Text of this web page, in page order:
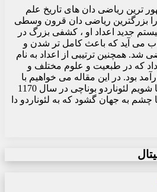
ترین ریاضی دان های تاریخ علم
بزرگترین ریاضی دان قرون وسطی
جدید اعداد او ، کشفی بزرگ در
می آید که باعث کامل تر شدن و
شد. همچنین ترتیبی از اعداد به نام
داد که در طبعیت و علوم مختلف و
بود. در این مقاله می خواهیم با
داستان فیبوناچی آشنا شویم لئوناردو بوناچی در سال 1170
چشم به جهان گشود که به لئوناردو دا